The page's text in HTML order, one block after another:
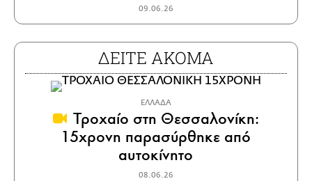
09.06.26
ΔΕΙΤΕ ΑΚΟΜΑ
ΕΛΛΑΔΑ
Τροχαίο στη Θεσσαλονίκη:
15χρονη παρασύρθηκε από
αυτοκίνητο
08.06.26